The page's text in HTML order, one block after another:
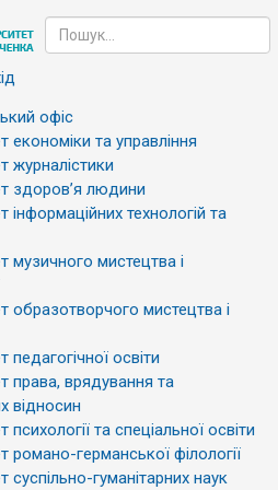
офіс
економіки та управління
журналістики
здоров’я людини
інформаційних технологій та
музичного мистецтва і
образотворчого мистецтва і
педагогічної освіти
права, врядування та
відносин
психології та спеціальної освіти
романо-германської філології
суспільно-гуманітарних наук